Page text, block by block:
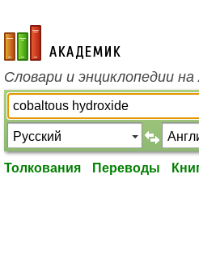
academic.ru
Словари и энциклопедии
Толкования Переводы